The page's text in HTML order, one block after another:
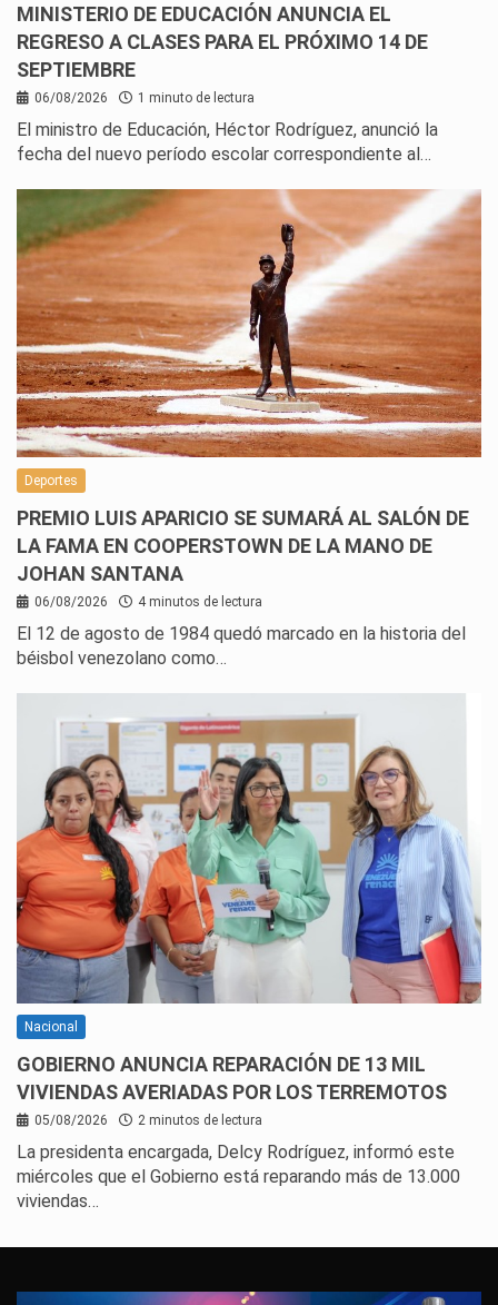
MINISTERIO DE EDUCACIÓN ANUNCIA EL
REGRESO A CLASES PARA EL PRÓXIMO 14 DE
SEPTIEMBRE
06/08/2026 1 minuto de lectura
El ministro de Educación, Héctor Rodríguez, anunció la
fecha del nuevo período escolar correspondiente al…
Deportes
PREMIO LUIS APARICIO SE SUMARÁ AL SALÓN DE
LA FAMA EN COOPERSTOWN DE LA MANO DE
JOHAN SANTANA
06/08/2026 4 minutos de lectura
El 12 de agosto de 1984 quedó marcado en la historia del
béisbol venezolano como…
Nacional
GOBIERNO ANUNCIA REPARACIÓN DE 13 MIL
VIVIENDAS AVERIADAS POR LOS TERREMOTOS
05/08/2026 2 minutos de lectura
La presidenta encargada, Delcy Rodríguez, informó este
miércoles que el Gobierno está reparando más de 13.000
viviendas…